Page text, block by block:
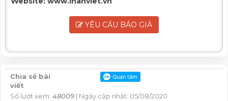
YÊU CẦU BÁO GIÁ
Chia sẻ bài
viết
Số lượt xem: 48009 | Ngày cập nhật: 05/08/2020